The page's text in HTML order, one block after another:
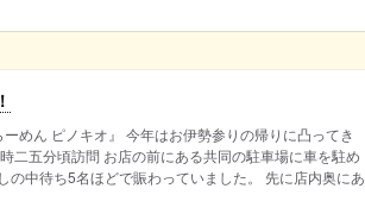
めん ピノキオ』 今年はお伊勢参りの帰りに凸ってき
二五分頃訪問 お店の前にある共同の駐車場に車を駐め
の中待ち5名ほどで賑わっていました。 先に店内奥にあ